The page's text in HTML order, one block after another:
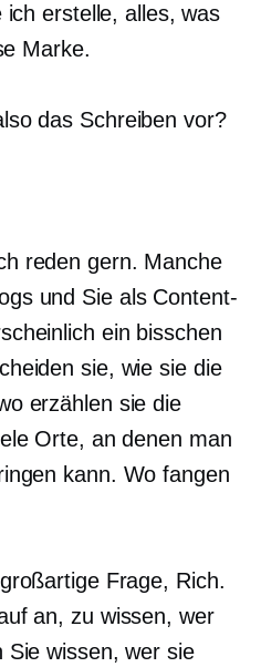
erstelle, alles, was
Marke.
das Schreiben vor?
reden gern. Manche
und Sie als Content-
ein bisschen
sie, wie sie die
erzählen sie die
Orte, an denen man
kann. Wo fangen
Frage, Rich.
an, zu wissen, wer
Sie wissen, wer sie